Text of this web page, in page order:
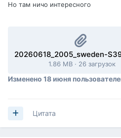
Но там ничо интересного
1.86 MB · 26 загрузок
Изменено 18 июня
Цитата